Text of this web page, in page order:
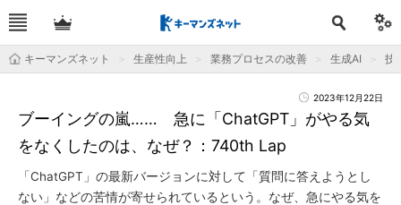
キーマンズネット 生産性向上 業務プロセスの改善 生成AI 技
2023年12月22日
ブーイングの嵐…… 急に「ChatGPT」がやる気
をなくしたのは、なぜ？：740th Lap
「ChatGPT」の最新バージョンに対して「質問に答えようとし
ない」などの苦情が寄せられているという。なぜ、急にやる気を